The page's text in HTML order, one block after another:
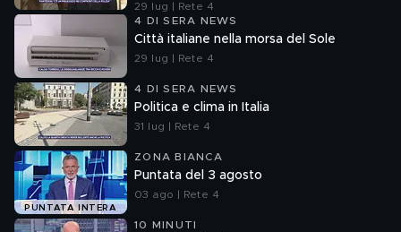
29 lug | Rete 4
4 DI SERA NEWS
Città italiane nella morsa del Sole
29 lug | Rete 4
4 DI SERA NEWS
Politica e clima in Italia
31 lug | Rete 4
PUNTATA INTERA
ZONA BIANCA
Puntata del 3 agosto
03 ago | Rete 4
10 MINUTI